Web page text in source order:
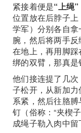
紧接着便是“上绳”
位置放在后脖子
学军）分别各自
腕，然后将两手
在地上，再用脚
绑的双臂，那真是
他们接连提了几次
子松开，从新加
系紧，然后往胳
钉（俗称：“夹楔
成绳子勒入肉中留